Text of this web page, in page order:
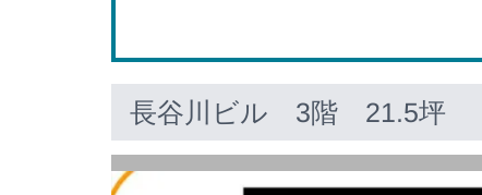
長谷川ビル 3階 21.5坪